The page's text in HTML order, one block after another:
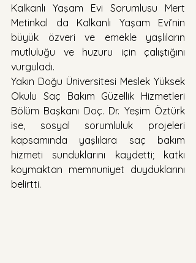
Kalkanlı Yaşam Evi Sorumlusu Mert
Metinkal da Kalkanlı Yaşam Evi’nin
büyük özveri ve emekle yaşlıların
mutluluğu ve huzuru için çalıştığını
vurguladı.
Yakın Doğu Üniversitesi Meslek Yüksek
Okulu Saç Bakım Güzellik Hizmetleri
Bölüm Başkanı Doç. Dr. Yeşim Öztürk
ise, sosyal sorumluluk projeleri
kapsamında yaşlılara saç bakım
hizmeti sunduklarını kaydetti; katkı
koymaktan memnuniyet duyduklarını
belirtti.